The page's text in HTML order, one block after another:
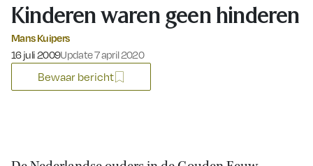
Kinderen waren geen hinderen
Mans Kuipers
Gepubliceerd op:
16 juli 2009Update 7 april 2020
Bewaar bericht